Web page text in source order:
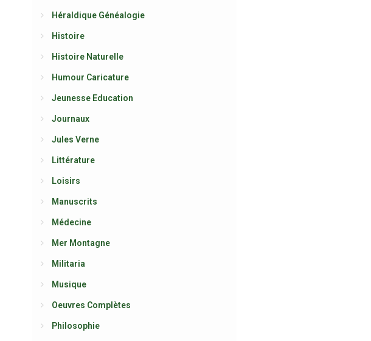
Héraldique Généalogie
Histoire
Histoire Naturelle
Humour Caricature
Jeunesse Education
Journaux
Jules Verne
Littérature
Loisirs
Manuscrits
Médecine
Mer Montagne
Militaria
Musique
Oeuvres Complètes
Philosophie